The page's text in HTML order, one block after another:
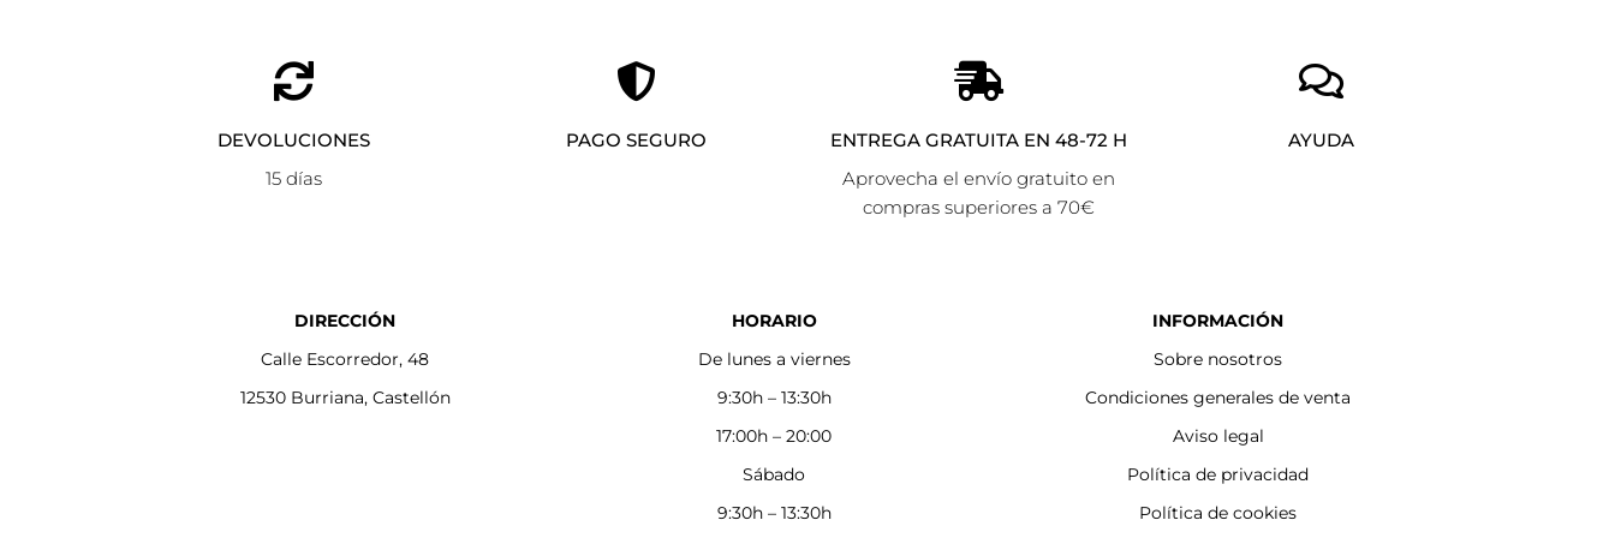
DEVOLUCIONES
15 días
PAGO SEGURO
ENTREGA GRATUITA EN 48-72 H
Aprovecha el envío gratuito en
compras superiores a 70€
AYUDA
DIRECCIÓN
Calle Escorredor, 48
12530 Burriana, Castellón
HORARIO
De lunes a viernes
9:30h – 13:30h
17:00h – 20:00
Sábado
9:30h – 13:30h
INFORMACIÓN
Sobre nosotros
Condiciones generales de venta
Aviso legal
Política de privacidad
Política de cookies